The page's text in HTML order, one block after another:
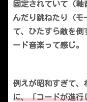
固定されていて（
んだり跳ねたり（モ
て、ひたすら敵を倒
ード音楽って感じ。
例えが昭和すぎて、
に、「コードが進行